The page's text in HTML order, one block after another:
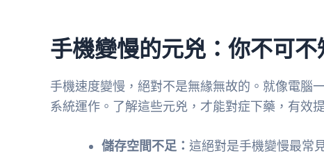
手機變慢的元兇：你不可不
手機速度變慢，絕對不是無緣無故的。就像電腦
系統運作。了解這些元兇，才能對症下藥，有效
儲存空間不足： 這絕對是手機變慢最常